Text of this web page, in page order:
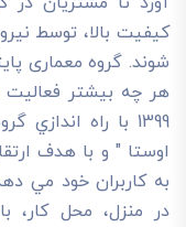
کيفيت بالا، توسط
شوند. گروه معماری
هر چه بيشتر فعاليت
1399 با راه
اوستا " و با هدف
به کاربران خود مي
در منزل، محل